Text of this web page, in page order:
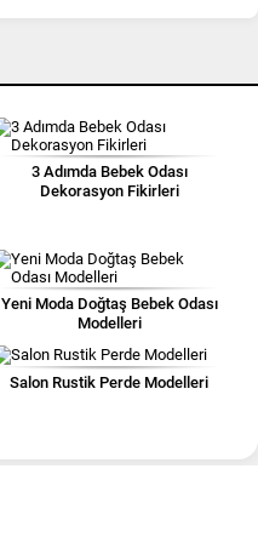
3 Adımda Bebek Odası
Dekorasyon Fikirleri
Yeni Moda Doğtaş Bebek Odası
Modelleri
Salon Rustik Perde Modelleri